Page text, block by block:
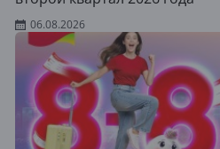
06.08.2026